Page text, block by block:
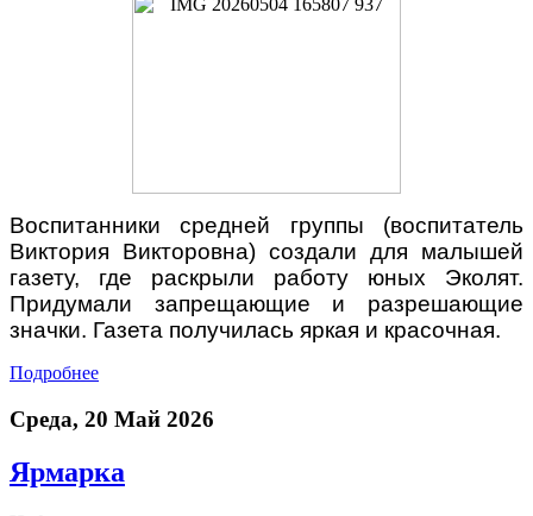
Воспитанники средней группы (воспитатель
Виктория Викторовна) создали для малышей
газету, где раскрыли работу юных Эколят.
Придумали запрещающие и разрешающие
значки. Газета получилась яркая и красочная.
Подробнее
Среда, 20 Май 2026
Ярмарка